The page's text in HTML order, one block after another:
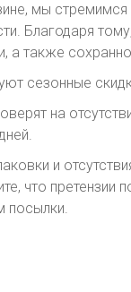
мы
Благодаря
а также
сезонные
на
и
что претензии
посылки.